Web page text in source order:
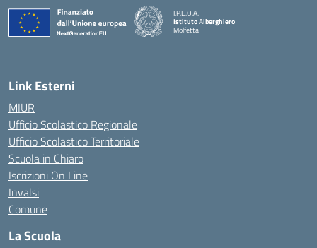
I.P.E.O.A.
Istituto Alberghiero
Molfetta
Link Esterni
MIUR
Ufficio Scolastico Regionale
Ufficio Scolastico Territoriale
Scuola in Chiaro
Iscrizioni On Line
Invalsi
Comune
La Scuola